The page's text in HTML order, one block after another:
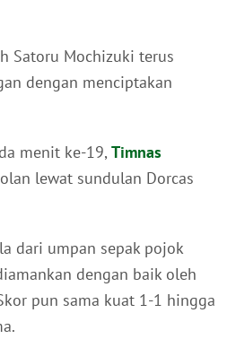
Satoru Mochizuki terus
dengan menciptakan
menit ke-19, Timnas
lewat sundulan Dorcas
dari umpan sepak pojok
dengan baik oleh
pun sama kuat 1-1 hingga